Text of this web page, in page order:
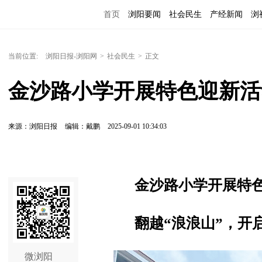
首页 浏阳要闻 社会民生 产经新闻 浏
当前位置: 浏阳日报-浏阳网 > 社会民生 > 正文
金沙路小学开展特色迎新
来源：浏阳日报 编辑：戴鹏 2025-09-01 10:34:03
微浏阳
金沙路小学开展特
翻越“浪浪山”，开